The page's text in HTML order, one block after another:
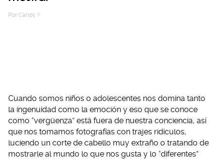
Por Carlos Y
Cuando somos niños o adolescentes nos domina tanto
la ingenuidad como la emoción y eso que se conoce
como “vergüenza” está fuera de nuestra conciencia, así
que nos tomamos fotografías con trajes ridículos,
luciendo un corte de cabello muy extraño o tratando de
mostrarle al mundo lo que nos gusta y lo “diferentes”